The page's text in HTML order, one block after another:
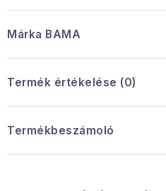
Márka BAMA
Termék értékelése (0)
Termékbeszámoló